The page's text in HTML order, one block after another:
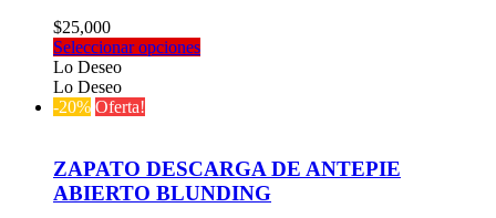
elegir
en
$25,000
Seleccionar opcionesEste
opciones
se
pueden
Lo Deseo
Lo Deseo
-20% Oferta!
ZAPATO DESCARGA DE ANTEPIE
ABIERTO BLUNDING